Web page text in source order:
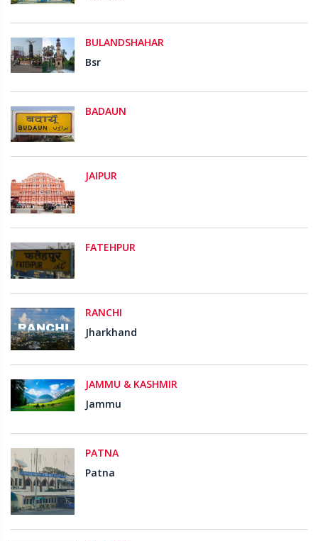
BULANDSHAHAR
Bsr
BADAUN
JAIPUR
FATEHPUR
RANCHI
Jharkhand
JAMMU & KASHMIR
Jammu
PATNA
Patna